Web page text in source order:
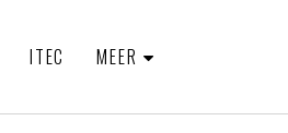
ITEC MEER